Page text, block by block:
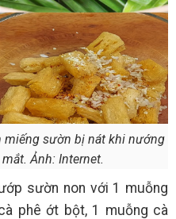
miếng sườn bị nát khi nướng
Ảnh: Internet.
sườn non với 1 muỗng
phê ớt bột, 1 muỗng cà